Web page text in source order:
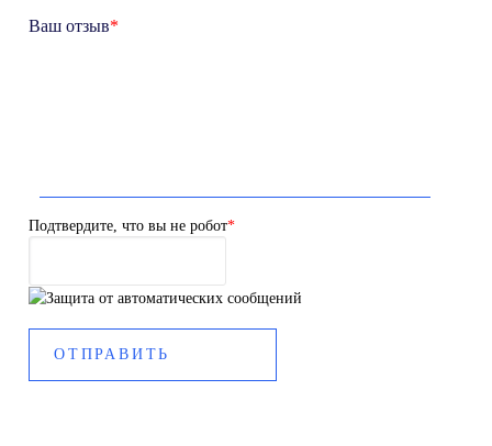
Ваш отзыв*
Подтвердите, что вы не робот*